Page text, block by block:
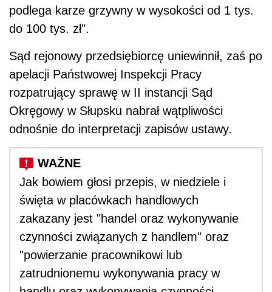
podlega karze grzywny w wysokości od 1 tys.
do 100 tys. zł".
Sąd rejonowy przedsiębiorcę uniewinnił, zaś po
apelacji Państwowej Inspekcji Pracy
rozpatrujący sprawę w II instancji Sąd
Okręgowy w Słupsku nabrał wątpliwości
odnośnie do interpretacji zapisów ustawy.
Jak bowiem głosi przepis, w niedziele i
święta w placówkach handlowych
zakazany jest "handel oraz wykonywanie
czynności związanych z handlem" oraz
"powierzanie pracownikowi lub
zatrudnionemu wykonywania pracy w